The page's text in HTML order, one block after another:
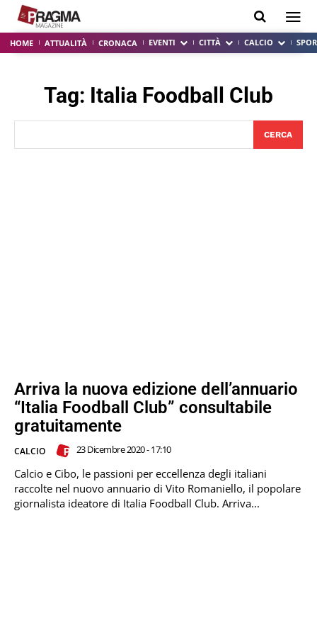
HOME ATTUALITÀ CRONACA EVENTI CITTÀ CALCIO
Tag: Italia Foodball Club
CERCA
Arriva la nuova edizione dell’annuario
“Italia Foodball Club” consultabile
gratuitamente
CALCIO 23 Dicembre 2020 - 17:10
Calcio e Cibo, le passioni per eccellenza degli italiani
raccolte nel nuovo annuario di Vito Romaniello, il popolare
giornalista ideatore di Italia Foodball Club. Arriva...